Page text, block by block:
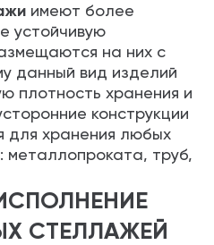
имеют более
устойчивую
на них с
данный вид изделий
плотность хранения и
конструкции
для хранения любых
металлопроката, труб,
СТЕЛЛАЖЕЙ